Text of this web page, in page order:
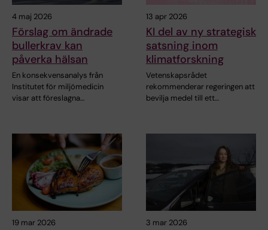
4 maj 2026
Förslag om ändrade
bullerkrav kan
påverka hälsan
En konsekvensanalys från
Institutet för miljömedicin
visar att föreslagna…
13 apr 2026
KI del av ny strategisk
satsning inom
klimatforskning
Vetenskapsrådet
rekommenderar regeringen att
bevilja medel till ett…
19 mar 2026 3 mar 2026